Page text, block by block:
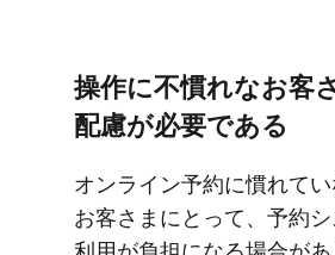
操作に​不慣れな​お客
配慮が​必要である
オンライン予約に​慣れて
お客さまに​とって、​予約